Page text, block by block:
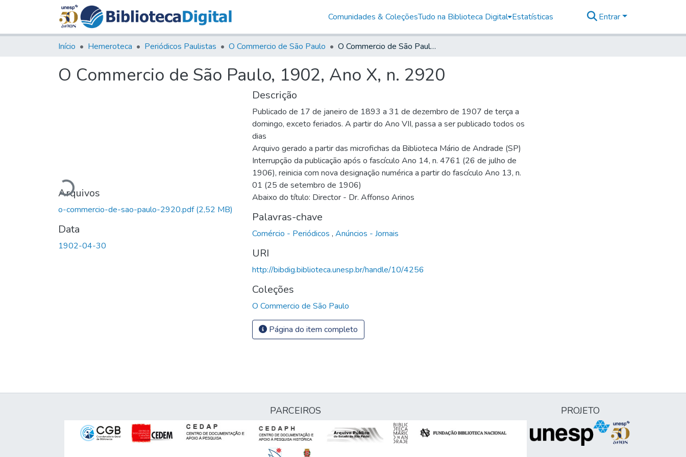
Comunidades & ColeçõesTudo na Biblioteca Digital Estatísticas Entrar
Início Hemeroteca Periódicos Paulistas O Commercio de São Paulo O Commercio de São Paulo, 1902, Ano X, n. 2920
O Commercio de São Paulo, 1902, Ano X, n. 2920
Carregando...
Arquivos
o-commercio-de-sao-paulo-2920.pdf(2,52 MB)
Data
1902-04-30
Descrição
Publicado de 17 de janeiro de 1893 a 31 de dezembro de 1907 de terça a
domingo, exceto feriados. A partir do Ano VII, passa a ser publicado todos os
dias
Arquivo gerado a partir das microfichas da Biblioteca Mário de Andrade (SP)
Interrupção da publicação após o fascículo Ano 14, n. 4761 (26 de julho de
1906), reinicia com nova designação numérica a partir do fascículo Ano 13, n.
01 (25 de setembro de 1906)
Abaixo do título: Director - Dr. Affonso Arinos
Palavras-chave
Comércio - Periódicos , Anúncios - Jornais
URI
http://bibdig.biblioteca.unesp.br/handle/10/4256
Coleções
O Commercio de São Paulo
Página do item completo
PARCEIROS PROJETO